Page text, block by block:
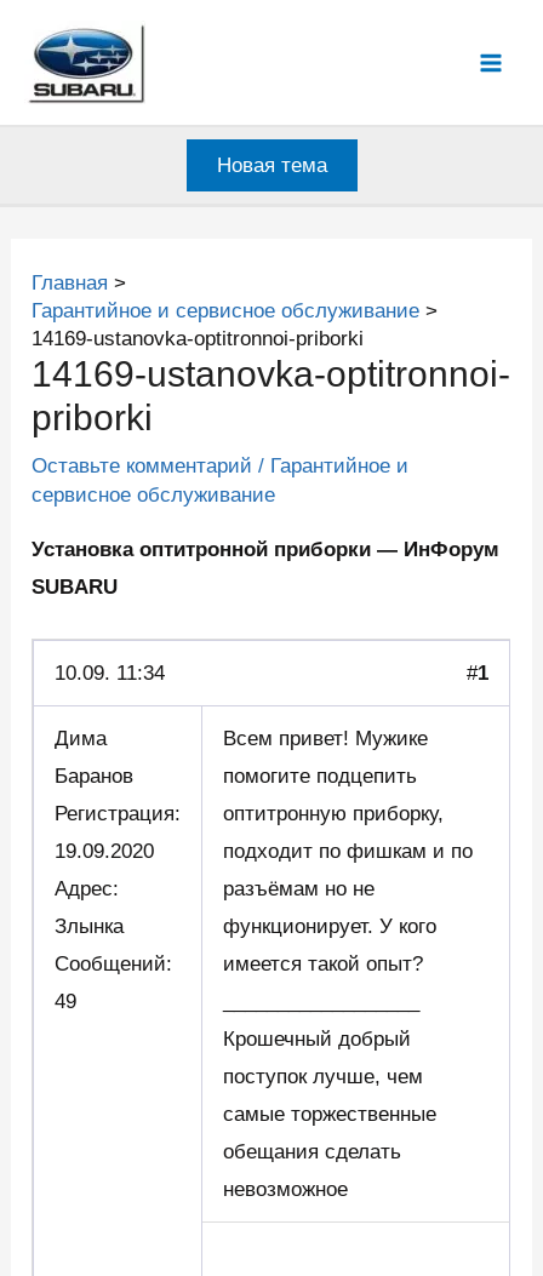
содержимому
Новая тема
Главная
Гарантийное и сервисное обслуживание
14169-ustanovka-optitronnoi-priborki
14169-ustanovka-optitronnoi-
priborki
Оставьте комментарий / Гарантийное и
сервисное обслуживание
Установка оптитронной приборки — ИнФорум
SUBARU
10.09. 11:34 #1
Дима
Баранов
Регистрация:
19.09.2020
Адрес:
Злынка
Сообщений:
49
Всем привет! Мужике
помогите подцепить
оптитронную приборку,
подходит по фишкам и по
разъёмам но не
функционирует. У кого
имеется такой опыт?
Крошечный добрый
поступок лучше, чем
самые торжественные
обещания сделать
невозможное